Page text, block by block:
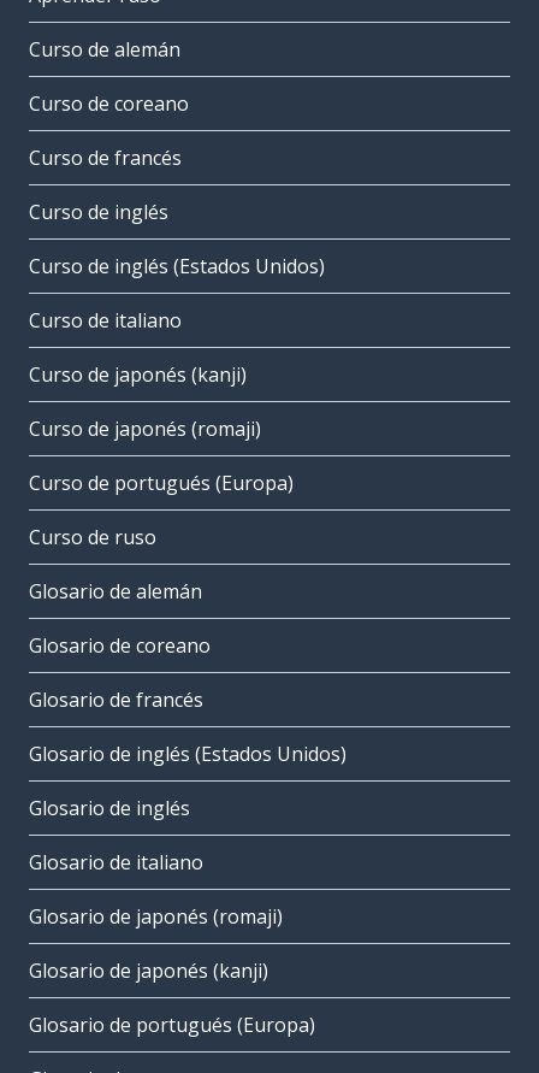
Curso de alemán
Curso de coreano
Curso de francés
Curso de inglés
Curso de inglés (Estados Unidos)
Curso de italiano
Curso de japonés (kanji)
Curso de japonés (romaji)
Curso de portugués (Europa)
Curso de ruso
Glosario de alemán
Glosario de coreano
Glosario de francés
Glosario de inglés (Estados Unidos)
Glosario de inglés
Glosario de italiano
Glosario de japonés (romaji)
Glosario de japonés (kanji)
Glosario de portugués (Europa)